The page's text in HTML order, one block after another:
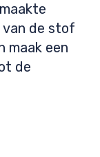
van de stof
maak een
de